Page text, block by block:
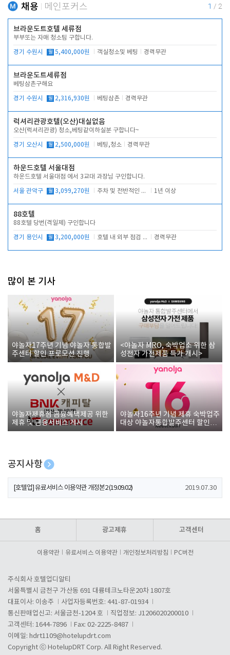
채용 메인포커스 1 / 2
브라운도트호텔 세류점
부부또는 자매 청소팀 구합니다.
경기 수원시 월 5,400,000원 객실청소및 베팅 경력무관
브라운도트세류점
베팅삼촌구해요
경기 수원시 월 2,316,930원 베팅삼촌 경력무관
럭셔리관광호텔(오산)대실없음
오산(럭셔리관광) 청소,베팅같이하실분 구합니다~
경기 오산시 월 2,500,000원 베팅,청소 경력무관
하운드호텔 서울대점
하운드호텔 서울대점 에서 3교대 과장님 구인합니다.
서울 관악구 월 3,099,270원 주차 및 전반적인 당번업무 1년 이상
88호텔
88호텔 당번(격일제) 구인합니다
경기 용인시 월 3,200,000원 호텔 내 외부 점검 및 프런트 운영 경력무관
많이 본 기사
야놀자17주년 기념 야놀자 통합발
주센터 할인 프로모션 진행
<야놀자 MRO, 숙박업소 위한 삼
성전자 가전제품 특가 개시>
야놀자제휴점 금융혜택제공 위한
제휴 및 금융서비스 게시
야놀자16주년 기념 제휴 숙박업주
대상 야놀자통합발주센터 할인쿠
폰 증정
공지사항
[호텔업] 유료서비스 이용약관 개정본2 (19.09.02) 2019.07.30
[호텔업] 개인정보 처리방침 개정본1 (19.09.02) 2019.07.30
홈 광고제휴 고객센터
이용약관 유료서비스 이용약관 개인정보처리방침 PC버전
주식회사 호텔업디알티
서울특별시 금천구 가산동 691 대륭테크노타운20차 1807호
대표이사: 이송주
사업자등록번호: 441-87-01934
통신판매업신고: 서울금천-1204 호
직업정보: J1206020200010
고객센터: 1644-7896
Fax: 02-2225-8487
이메일: hdrt1109@hotelupdrt.com
Copyright ⓒ HotelupDRT Corp. All Right Reserved.